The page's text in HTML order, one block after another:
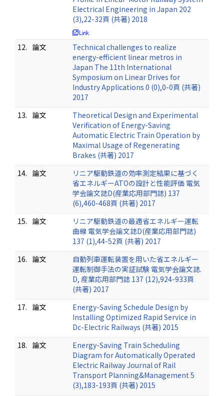
Electrical Engineering in Japan 202
(3),22-32頁 (共著) 2018
12. 論文
Technical challenges to realize
energy-efficient linear metros in
Japan The 11th International
Symposium on Linear Drives for
Industry Applications 0 (0),0-0頁 (共著)
2017
13. 論文
Theoretical Design and Experimental
Verification of Energy-Saving
Automatic Electric Train Operation by
Maximal Usage of Regenerating
Brakes (共著) 2017
14. 論文
リニア駆動鉄道の効率測定結果に基づく
省エネルギーATOの設計と性能評価 電気
学会論文誌D(産業応用部門誌) 137
(6),460-468頁 (共著) 2017
15. 論文
リニア駆動鉄道の最適省エネルギー運転
曲線 電気学会論文誌D(産業応用部門誌)
137 (1),44-52頁 (共著) 2017
16. 論文
自動列車運転装置を用いた省エネルギー
運転制御手法の実証試験 電気学会論文誌.
D, 産業応用部門誌 137 (12),924-933頁
(共著) 2017
17. 論文
Energy-Saving Schedule Design by
Installing Optimized Rapid Service in
Dc-Electric Railways (共著) 2015
18. 論文
Energy-Saving Train Scheduling
Diagram for Automatically Operated
Electric Railway Journal of Rail
Transport Planning&Management 5
(3),183-193頁 (共著) 2015